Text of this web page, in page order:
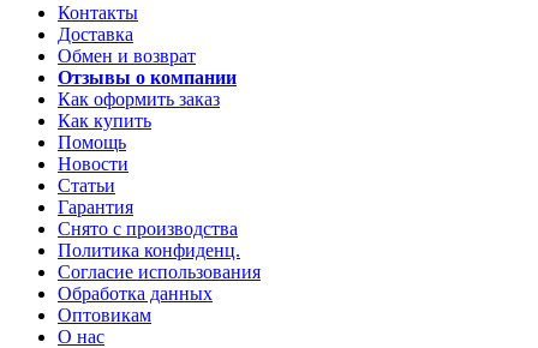
Контакты
Доставка
Обмен и возврат
Отзывы о компании
Как оформить заказ
Как купить
Помощь
Новости
Статьи
Гарантия
Снято с производства
Политика конфиденц.
Согласие использования
Обработка данных
Оптовикам
О нас